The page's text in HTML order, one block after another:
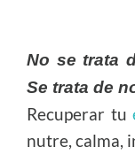
No se trata
Se trata de
Recuperar tu
nutre, calma,